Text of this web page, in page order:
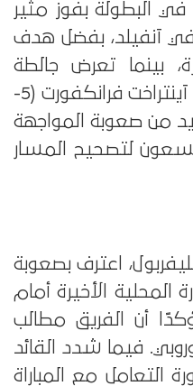
البطولة بفوز مثير
أتلتيكو مدريد (3-2) في آنفيلد، بفضل هدف
بينما تعرض جالطة
سراي لهزيمة ثقيلة أمام آينتراخت فرانكفورت (5-
من صعوبة المواجهة
لتصحيح المسار
اعترف بصعوبة
المحلية الأخيرة أمام
بالاس (2-1)، مؤكدًا أن الفريق مطالب
فيما شدد القائد
التعامل مع المباراة